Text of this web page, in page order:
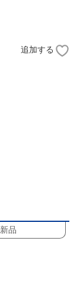
追加する
新品